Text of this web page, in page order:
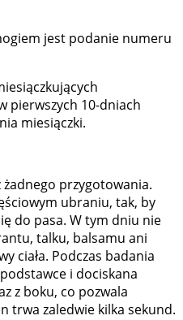
jest podanie numeru
pierwszych 10-dniach
miesiączki.
przygotowania.
ubraniu, tak, by
do pasa. W tym dniu nie
talku, balsamu ani
ciała. Podczas badania
i dociskana
z boku, co pozwala
trwa zaledwie kilka sekund.